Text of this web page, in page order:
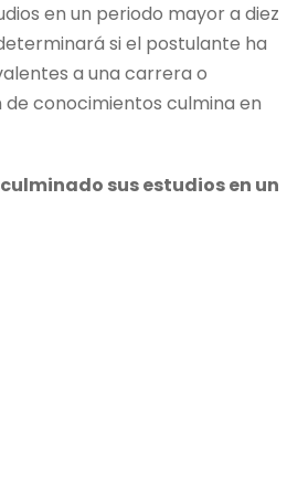
en un periodo mayor a diez
si el postulante ha
a una carrera o
de conocimientos culmina en
sus estudios en un